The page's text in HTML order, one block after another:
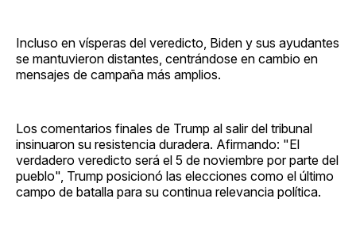
Incluso en vísperas del veredicto, Biden y sus ayudantes
se mantuvieron distantes, centrándose en cambio en
mensajes de campaña más amplios.
Los comentarios finales de Trump al salir del tribunal
insinuaron su resistencia duradera. Afirmando: "El
verdadero veredicto será el 5 de noviembre por parte del
pueblo", Trump posicionó las elecciones como el último
campo de batalla para su continua relevancia política.